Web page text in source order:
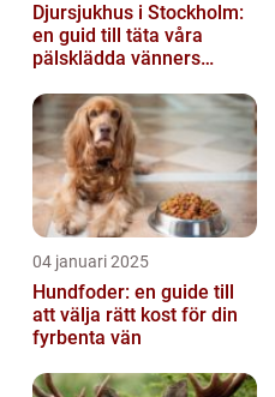
Djursjukhus i Stockholm:
en guid till täta våra
pälsklädda vänners
04 januari 2025
Hundfoder: en guide till
att välja rätt kost för din
fyrbenta vän